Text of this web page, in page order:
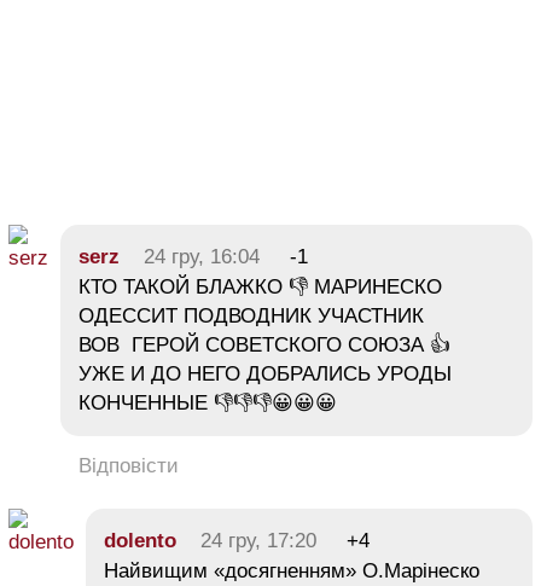
serz 24 гру, 16:04
-1
КТО ТАКОЙ БЛАЖКО 👎 МАРИНЕСКО
ОДЕССИТ ПОДВОДНИК УЧАСТНИК
ВОВ ГЕРОЙ СОВЕТСКОГО СОЮЗА 👍
УЖЕ И ДО НЕГО ДОБРАЛИСЬ УРОДЫ
КОНЧЕННЫЕ 👎👎👎😀😀😀
Відповісти
dolento 24 гру, 17:20
+4
Найвищим «досягненням» О.Марінеско